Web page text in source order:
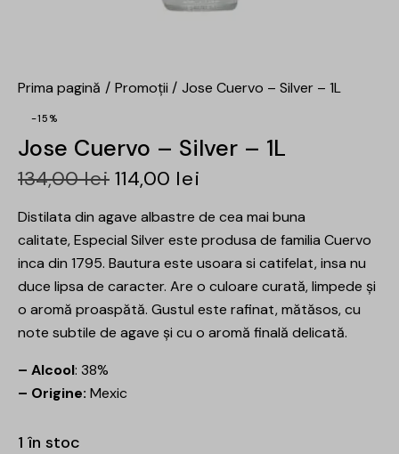
Prima pagină Promoții Jose Cuervo – Silver – 1L
-15%
Jose Cuervo – Silver – 1L
134,00lei 114,00 lei
Distilata din agave albastre de cea mai buna
calitate, Especial Silver este produsa de familia Cuervo
inca din 1795. Bautura este usoara si catifelat, insa nu
duce lipsa de caracter. Are o culoare curată, limpede și
o aromă proaspătă. Gustul este rafinat, mătăsos, cu
note subtile de agave și cu o aromă finală delicată.
– Alcool: 38%
– Origine: Mexic
1 în stoc